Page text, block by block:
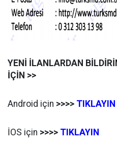
YENİ İLANLARDAN
İÇİN >>
Android için >>>> TIKLAYIN
İOS için >>>> TIKLAYIN